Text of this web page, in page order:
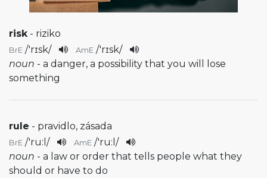
risk- riziko
BrE /'rɪsk/ AmE /'rɪsk/
noun - a danger, a possibility that you will lose
something
rule - pravidlo, zásada
BrE /'ru:l / AmE /'ru:l /
noun - a law or order that tells people what they
should or have to do